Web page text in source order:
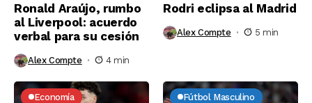
Ronald Araújo, rumbo
al Liverpool: acuerdo
verbal para su cesión
Alex Compte 4 min
Rodri eclipsa al Madrid
Alex Compte 5 min
Economía Fútbol Masculino